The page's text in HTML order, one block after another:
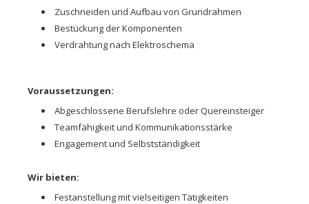
Zuschneiden und Aufbau von Grundrahmen
Bestückung der Komponenten
Verdrahtung nach Elektroschema
Voraussetzungen:
Abgeschlossene Berufslehre oder Quereinsteiger
Teamfähigkeit und Kommunikationsstärke
Engagement und Selbstständigkeit
Wir bieten:
Festanstellung mit vielseitigen Tätigkeiten